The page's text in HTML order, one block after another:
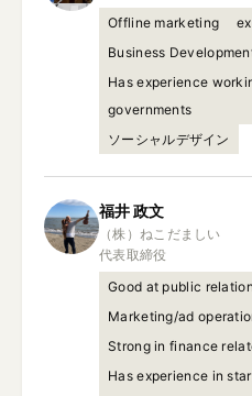
Offline marketing
Business
Has experience
governments
ソーシャルデザイン
福井政文
（株）ねこだましい
代表取締役
Good at public
Marketing/ad
Strong in finance
Has experience in